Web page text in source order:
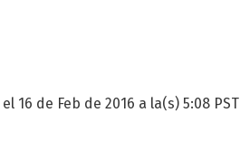
de Feb de 2016 a la(s) 5:08 PST